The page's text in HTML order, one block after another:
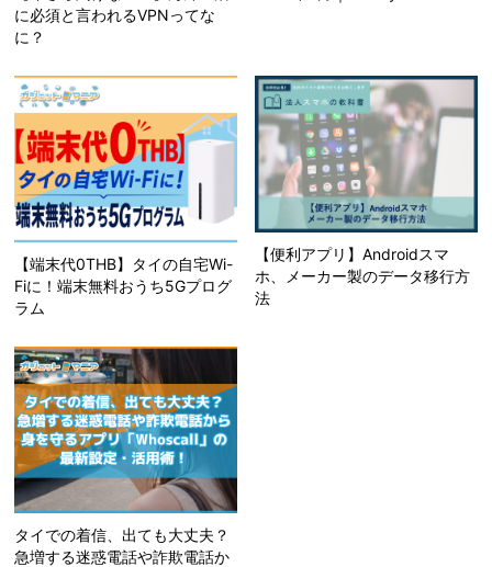
に必須と言われるVPNってな
に？
【端末代0THB】タイの自宅Wi-
Fiに！端末無料おうち5Gプログ
ラム
【便利アプリ】Androidスマ
ホ、メーカー製のデータ移行方
法
タイでの着信、出ても大丈夫？
急増する迷惑電話や詐欺電話か